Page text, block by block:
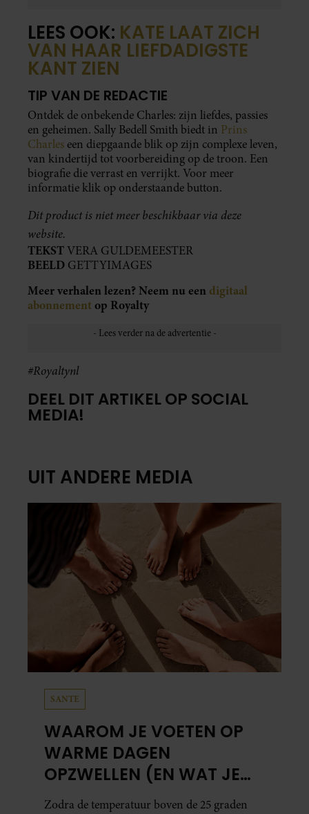
LEES OOK: KATE LAAT ZICH
VAN HAAR LIEFDADIGSTE
KANT ZIEN
TIP VAN DE REDACTIE
Ontdek de onbekende Charles: zijn liefdes, passies
en geheimen. Sally Bedell Smith biedt in Prins
Charles een diepgaande blik op zijn complexe leven,
van kindertijd tot voorbereiding op de troon. Een
biografie die verrast en verrijkt. Voor meer
informatie klik op onderstaande button.
Dit product is niet meer beschikbaar via deze
website.
TEKSTVERA GULDEMEESTER
BEELD GETTYIMAGES
Meer verhalen lezen? Neem nu een digitaal
abonnement op Royalty
#Royaltynl
DEEL DIT ARTIKEL OP SOCIAL
MEDIA!
UIT ANDERE MEDIA
SANTE
WAAROM JE VOETEN OP
WARME DAGEN
OPZWELLEN (EN WAT JE
ERAAN KUNT DOEN)
Zodra de temperatuur boven de 25 graden